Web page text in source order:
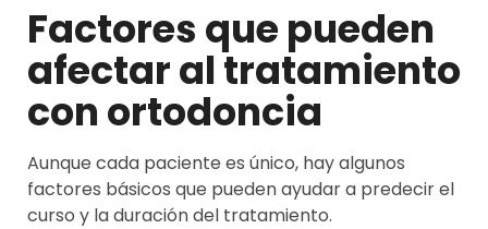
Factores que pueden
afectar al tratamiento
con ortodoncia
Aunque cada paciente es único, hay algunos
factores básicos que pueden ayudar a predecir el
curso y la duración del tratamiento.